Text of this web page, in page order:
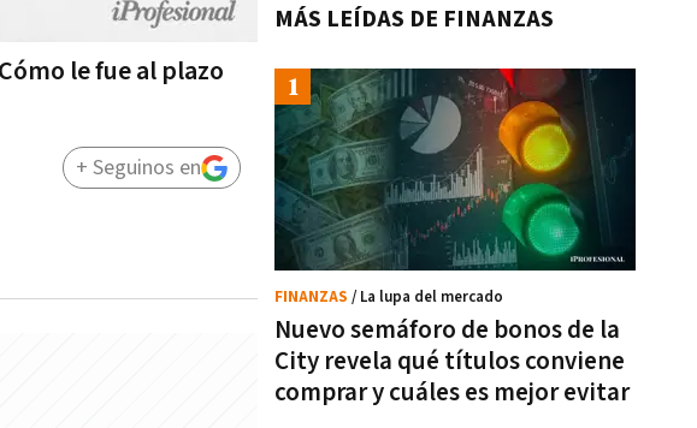
le fue al plazo
+ Seguinos en
MÁS LEÍDAS DE FINANZAS
Nuevo semáforo de bonos de la
City revela qué títulos conviene
comprar y cuáles es mejor evitar
FINANZAS / La lupa del mercado